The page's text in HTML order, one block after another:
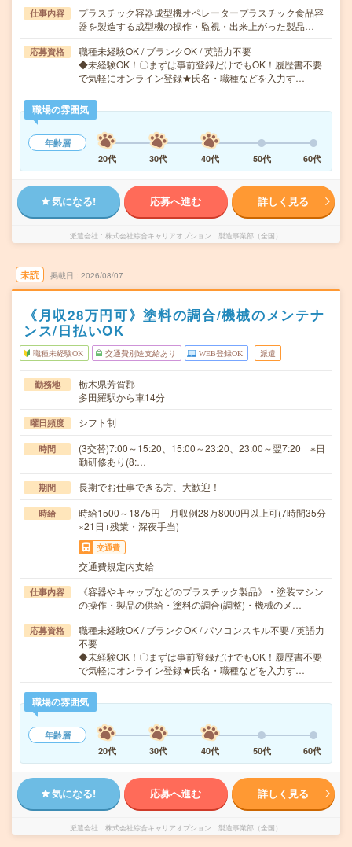
仕事内容
プラスチック容器成型機オペレータープラスチック食品容
器を製造する成型機の操作・監視・出来上がった製品…
応募資格
職種未経験OK / ブランクOK / 英語力不要
◆未経験OK！〇まずは事前登録だけでもOK！履歴書不要
で気軽にオンライン登録★氏名・職種などを入力す…
職場の雰囲気
年齢層
20代
30代 40代 50代 60代
気になる! 応募へ進む 詳しく見る
派遣会社 株式会社綜合キャリアオプション 製造事業部（全国）
未読 掲載日 2026/08/07
《月収28万円可》塗料の調合/機械のメンテナ
ンス/日払いOK
職種未経験OK 交通費別途支給あり WEB登録OK 派遣
勤務地
栃木県芳賀郡
多田羅駅から車14分
曜日頻度 シフト制
時間
(3交替)7:00～15:20、15:00～23:20、23:00～翌7:20 ※日
勤研修あり(8:…
期間 長期でお仕事できる方、大歓迎！
時給
時給1500～1875円 月収例28万8000円以上可(7時間35分
×21日+残業・深夜手当)
交通費
交通費規定内支給
仕事内容
《容器やキャップなどのプラスチック製品》・塗装マシン
の操作・製品の供給・塗料の調合(調整)・機械のメ…
応募資格
職種未経験OK / ブランクOK / パソコンスキル不要 / 英語力
不要
◆未経験OK！〇まずは事前登録だけでもOK！履歴書不要
で気軽にオンライン登録★氏名・職種などを入力す…
職場の雰囲気
年齢層
20代
30代 40代 50代 60代
気になる! 応募へ進む 詳しく見る
派遣会社 株式会社綜合キャリアオプション 製造事業部（全国）